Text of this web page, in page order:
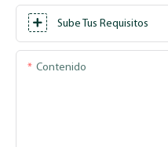
Sube Tus Requisitos
Contenido